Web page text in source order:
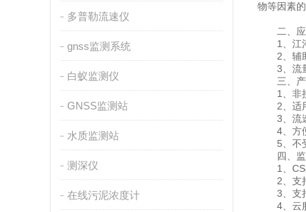
多普勒流速仪
gnss监测系统
白蚁监测仪
GNSS监测站
水质监测站
测深仪
在线污泥浓度计
物等因素的
二、应
1、江河
2、辅助
3、流量
三、产
1、非接
2、适用
3、流速
4、方便
5、不受
四、监
1、CS架
2、支持
3、支持
4、云服